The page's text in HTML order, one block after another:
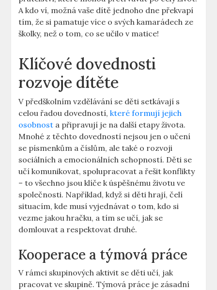
A kdo ví, možná vaše ‍dítě‍ jednoho dne překvapí
tím, že si pamatuje více o svých ⁤kamarádech ze‌
školky, než o tom, co se ⁢učilo v matice!
Klíčové dovednosti
rozvoje dítěte
V předškolním ‍vzdělávání se děti setkávají s
celou řadou dovedností,které formují jejich
osobnost ⁤ a připravují ⁤je na další etapy života.
Mnohé z těchto dovedností nejsou jen o učení
se⁤ písmenkům a číslům, ale také o rozvoji
sociálních a emocionálních schopností. Děti ⁢se
učí komunikovat,⁤ spolupracovat a řešit konflikty
– to všechno jsou klíče k úspěšnému životu⁢ ve
společnosti. Například, když si děti hrají, ‌čelí
situacím, kde musí vyjednávat o tom, kdo si
vezme jakou hračku, a tím se učí, jak se
‌domlouvat a ‌respektovat druhé.
Kooperace ‍a‌ týmová práce
V rámci skupinových⁤ aktivit se děti⁢ učí, jak
pracovat ve skupině. Týmová práce je‍ zásadní